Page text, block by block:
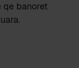
qe banoret